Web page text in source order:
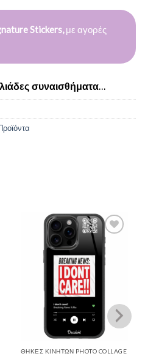
Stickers,με αγορές
συναισθήματα…
Add to
Wishlist
ΘΉΚΕΣ ΚΙΝΗΤΏΝ PHOTO COLLAGE